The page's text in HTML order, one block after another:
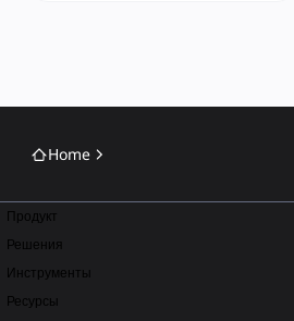
Home
Продукт
Решения
Инструменты
Ресурсы